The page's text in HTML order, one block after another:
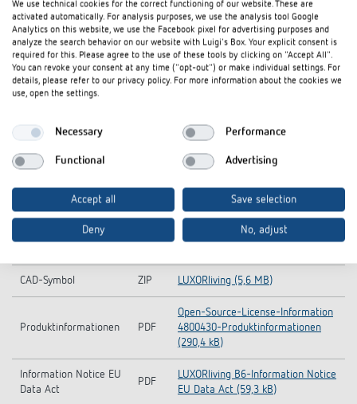
Downloads
LUXORliving B6 (30,7 kB)
Handbuch LUXORliving (11,3 MB)
Bedienungsanleitung
LUXORliving B6-Operating
instructions (4,7 MB)
ZIP
LUXORliving DE-KNX-Database (all
CAD-Symbol ZIP LUXORliving (5,6 MB)
Produktinformationen PDF
Open-Source-License-Information
4800430-Produktinformationen
(290,4 kB)
Information Notice EU
Data Act
PDF
LUXORliving B6-Information Notice
EU Data Act (59,3 kB)
We use technical cookies for the correct functioning of our website. These are
activated automatically. For analysis purposes, we use the analysis tool Google
Analytics on this website, we use the Facebook pixel for advertising purposes and
analyze the search behavior on our website with Luigi's Box. Your explicit consent is
required for this. Please agree to the use of these tools by clicking on "Accept All".
You can revoke your consent at any time ("opt-out") or make individual settings. For
details, please refer to our privacy policy. For more information about the cookies we
use, open the settings.
Necessary Performance
Functional Advertising
Accept all Save selection
Deny No, adjust